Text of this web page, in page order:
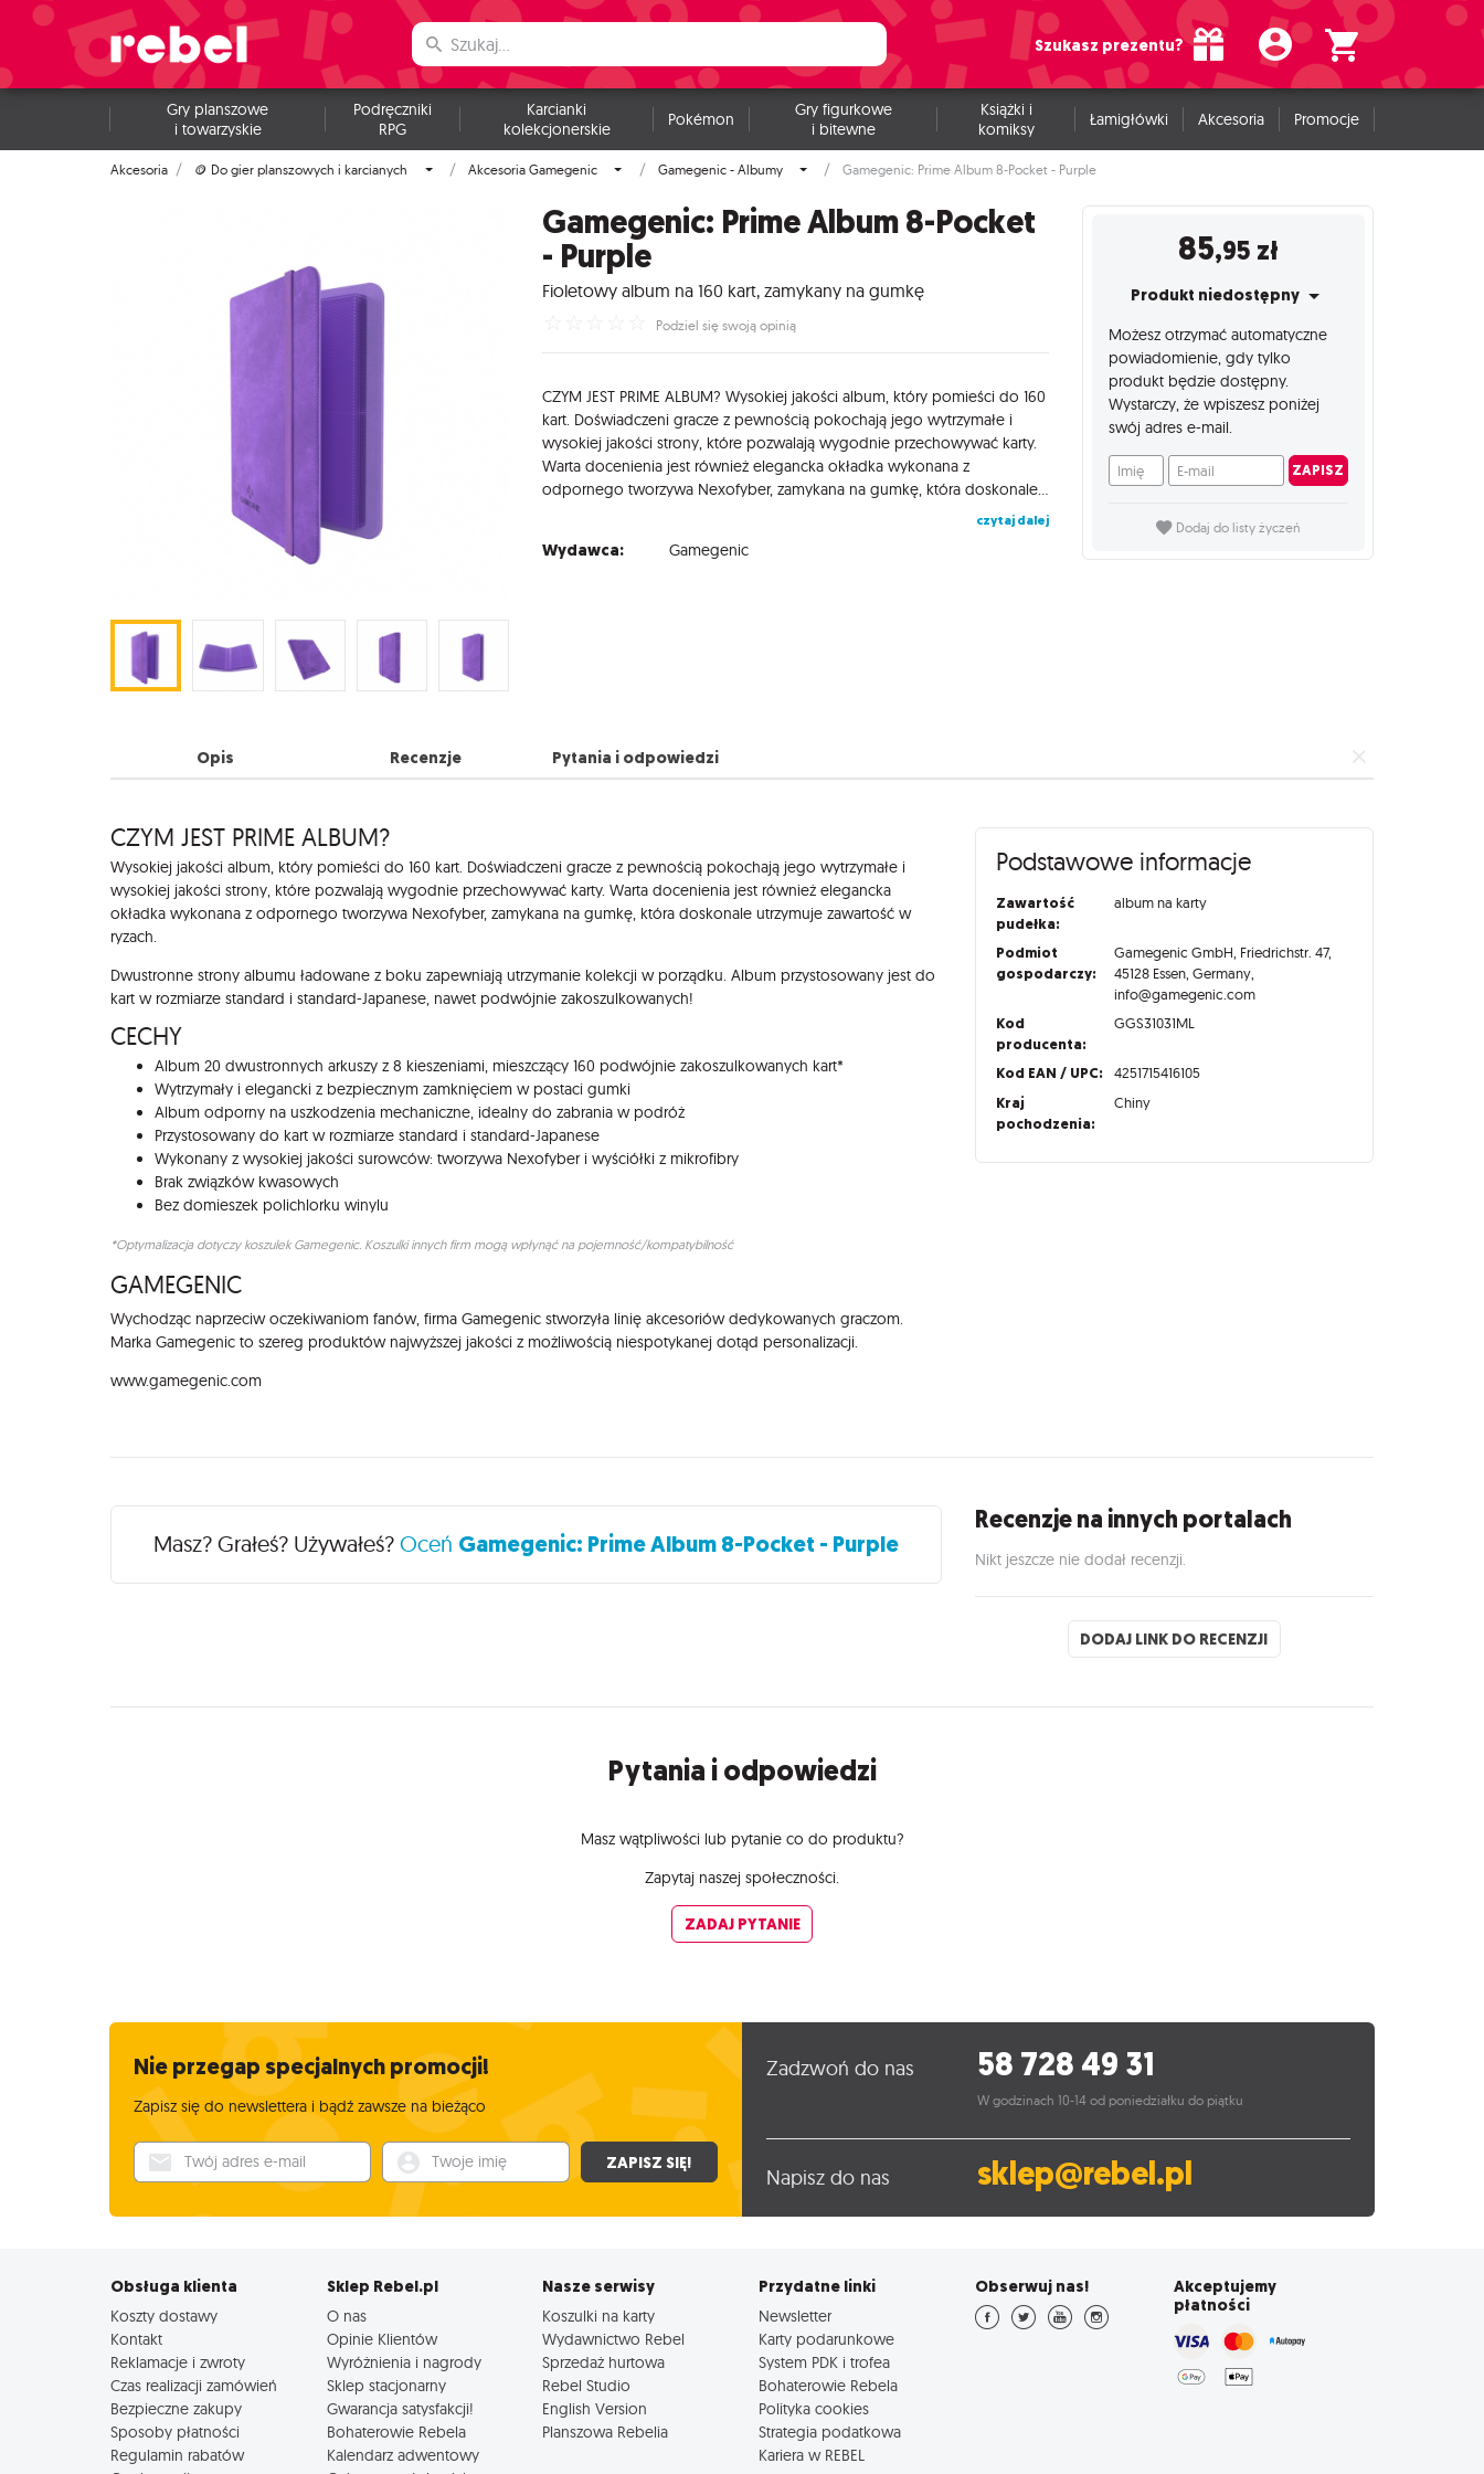
Szukasz prezentu?
Gry planszowe
i towarzyskie
Podręczniki
RPG
Karcianki
kolekcjonerskie
Pokémon
Gry figurkowe
i bitewne
Książki i
komiksy
Łamigłówki Akcesoria Promocje
Akcesoria 🪙 Do gier planszowych i karcianych Akcesoria Gamegenic Gamegenic - Albumy Gamegenic: Prime Album 8-Pocket - Purple
Gamegenic: Prime Album 8-Pocket
- Purple
Fioletowy album na 160 kart, zamykany na gumkę
Podziel się swoją opinią
CZYM JEST PRIME ALBUM? Wysokiej jakości album, który pomieści do 160
kart. Doświadczeni gracze z pewnością pokochają jego wytrzymałe i
wysokiej jakości strony, które pozwalają wygodnie przechowywać karty.
Warta docenienia jest również elegancka okładka wykonana z
odpornego tworzywa Nexofyber, zamykana na gumkę, która doskonale utrzymuje zawartość w ryzach. Dwustronne strony albumu ładowane z boku zapewniają utrzymanie kolekcji w porządku. Album przystosowany jest do kart w rozmiarze standard i standard-Japanese, nawet podwójnie zakoszulkowanych! CECHY Album 20 dwustronnych arkuszy z 8 kieszeniami, mieszczący 160 podwójnie zakoszulkowanych kart* Wytrzymały i elegancki z bezpiecznym zamknięciem w postaci gumki Album odporny na uszkodzenia mechaniczne, idealny do zabrania w podróż Przystosowany do kart w rozmiarze standard i standard-Japanese Wykonany z wysokiej jakości surowców: tworzywa Nexofyber i wyściółki z mikrofibry Brak związków kwasowych Bez domieszek polichlorku winylu *Optymalizacja dotyczy koszulek Gamegenic. Koszulki innych firm mogą wpłynąć na pojemność/kompatybilność GAMEGENIC Wychodząc naprzeciw oczekiwaniom fanów, firma Gamegenic stworzyła linię akcesoriów dedykowanych graczom. Marka Gamegenic to szereg produktów najwyższej jakości z możliwością niespotykanej dotąd personalizacji. www.gamegenic.com
czytaj dalej
Wydawca: Gamegenic
85,95 zł
Produkt niedostępny
Możesz otrzymać automatyczne
powiadomienie, gdy tylko
produkt będzie dostępny.
Wystarczy, że wpiszesz poniżej
swój adres e-mail.
Imię E-mail ZAPISZ
Dodaj do listy życzeń
Opis Recenzje Pytania i odpowiedzi
Opis
CZYM JEST PRIME ALBUM?
Wysokiej jakości album, który pomieści do 160 kart. Doświadczeni gracze z pewnością pokochają jego wytrzymałe i
wysokiej jakości strony, które pozwalają wygodnie przechowywać karty. Warta docenienia jest również elegancka
okładka wykonana z odpornego tworzywa Nexofyber, zamykana na gumkę, która doskonale utrzymuje zawartość w
ryzach.
Dwustronne strony albumu ładowane z boku zapewniają utrzymanie kolekcji w porządku. Album przystosowany jest do
kart w rozmiarze standard i standard-Japanese, nawet podwójnie zakoszulkowanych!
CECHY
Album 20 dwustronnych arkuszy z 8 kieszeniami, mieszczący 160 podwójnie zakoszulkowanych kart*
Wytrzymały i elegancki z bezpiecznym zamknięciem w postaci gumki
Album odporny na uszkodzenia mechaniczne, idealny do zabrania w podróż
Przystosowany do kart w rozmiarze standard i standard-Japanese
Wykonany z wysokiej jakości surowców: tworzywa Nexofyber i wyściółki z mikrofibry
Brak związków kwasowych
Bez domieszek polichlorku winylu
*Optymalizacja dotyczy koszulek Gamegenic. Koszulki innych firm mogą wpłynąć na pojemność/kompatybilność
GAMEGENIC
Wychodząc naprzeciw oczekiwaniom fanów, firma Gamegenic stworzyła linię akcesoriów dedykowanych graczom.
Marka Gamegenic to szereg produktów najwyższej jakości z możliwością niespotykanej dotąd personalizacji.
www.gamegenic.com
Podstawowe informacje
Zawartość
pudełka:
album na karty
Podmiot
gospodarczy:
Gamegenic GmbH, Friedrichstr. 47,
45128 Essen, Germany,
info@gamegenic.com
Kod
producenta:
GGS31031ML
Kod EAN / UPC: 4251715416105
Kraj
pochodzenia:
Chiny
Recenzje
Masz? Grałeś? Używałeś? Oceń Gamegenic: Prime Album 8-Pocket - Purple
Recenzje na innych portalach
Nikt jeszcze nie dodał recenzji.
DODAJ LINK DO RECENZJI
Pytania i odpowiedzi
Masz wątpliwości lub pytanie co do produktu?
Zapytaj naszej społeczności.
ZADAJ PYTANIE
Nie przegap specjalnych promocji!
Zapisz się do newslettera i bądź zawsze na bieżąco
Twój adres e-mail Twoje imię ZAPISZ SIĘ!
Zadzwoń do nas 58 728 49 31
W godzinach 10-14 od poniedziałku do piątku
Napisz do nas sklep@rebel.pl
Obsługa klienta
Koszty dostawy
Kontakt
Reklamacje i zwroty
Czas realizacji zamówień
Bezpieczne zakupy
Sposoby płatności
Regulamin rabatów
Sklep Rebel.pl
O nas
Opinie Klientów
Wyróżnienia i nagrody
Sklep stacjonarny
Gwarancja satysfakcji!
Bohaterowie Rebela
Kalendarz adwentowy
Nasze serwisy
Koszulki na karty
Wydawnictwo Rebel
Sprzedaż hurtowa
Rebel Studio
English Version
Planszowa Rebelia
Przydatne linki
Newsletter
Karty podarunkowe
System PDK i trofea
Bohaterowie Rebela
Polityka cookies
Strategia podatkowa
Kariera w REBEL
Obserwuj nas!
Akceptujemy
płatności